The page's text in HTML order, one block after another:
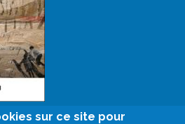
sur ce site pour